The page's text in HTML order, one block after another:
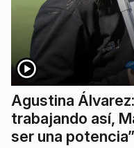
Agustina
trabajando así,
ser una potencia”